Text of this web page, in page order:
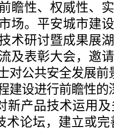
瞻性、权威性、
场。平安城市建
术研讨暨成果展
及表彰大会，邀
对公共安全发展前
建设进行前瞻性的
新产品技术运用
术论坛，建立或